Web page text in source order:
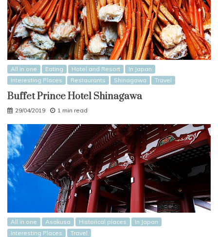
All in one Eating Hotel and Resort
In Japan
Interesting Places
Restaurants Shinagawa Travel
Buffet Prince Hotel Shinagawa
29/04/2019 1 min read
All in one Asakusa Historical places
In Japan
Interesting Places
Travel